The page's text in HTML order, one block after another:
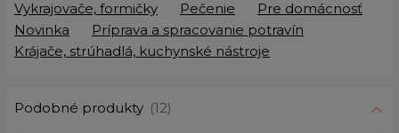
Vykrajovače, formičky Pečenie
Pre domácnosť
Novinka
Príprava a spracovanie potravín
Krájače, strúhadlá, kuchynské nástroje
Podobné produkty (12)